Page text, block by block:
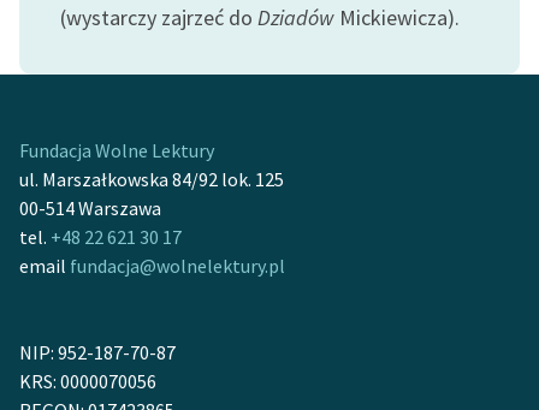
(wystarczy zajrzeć do Dziadów Mickiewicza).
Fundacja Wolne Lektury
ul. Marszałkowska 84/92 lok. 125
00-514 Warszawa
tel. +48 22 621 30 17
email fundacja@wolnelektury.pl
NIP: 952-187-70-87
KRS: 0000070056